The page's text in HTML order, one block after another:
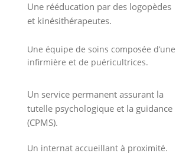
Une rééducation par des logopèdes
et kinésithérapeutes.
Une équipe de soins composée d’une
infirmière et de puéricultrices.
Un service permanent assurant la
tutelle psychologique et la guidance
(CPMS).
Un internat accueillant à proximité.